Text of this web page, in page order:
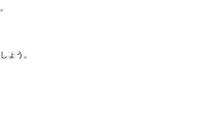
ょう。